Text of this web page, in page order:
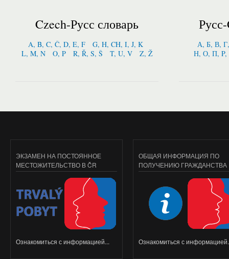
Czech-Русс словарь
A, B, C, Č, D, E, F
G, H, CH, I, J, K
L, M, N
O, P R, Ř, S, Š T, U, V Z, Ž
А, Б, В,
Н, О, П,
ЭКЗАМЕН НА ПОСТОЯННОЕ
МЕСТОЖИТЕЛЬСТВО В ČR
Ознакомиться с информацией...
ОБЩАЯ ИНФОРМАЦИЯ ПО
ПОЛУЧЕНИЮ ГРАЖДАНСТВА
Ознакомиться с